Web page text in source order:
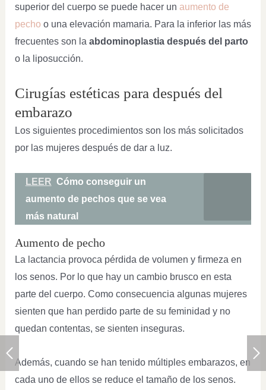
superior del cuerpo se puede hacer un aumento de
pecho o una elevación mamaria. Para la inferior las más
frecuentes son la abdominoplastia después del parto
o la liposucción.
Cirugías estéticas para después del
embarazo
Los siguientes procedimientos son los más solicitados
por las mujeres después de dar a luz.
LEER Cómo conseguir un
aumento de pechos que se vea
más natural
Aumento de pecho
La lactancia provoca pérdida de volumen y firmeza en
los senos. Por lo que hay un cambio brusco en esta
parte del cuerpo. Como consecuencia algunas mujeres
sienten que han perdido parte de su feminidad y no
quedan contentas, se sienten inseguras.
Además, cuando se han tenido múltiples embarazos, en
cada uno de ellos se reduce el tamaño de los senos.